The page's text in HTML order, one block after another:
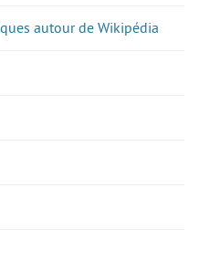
autour de Wikipédia